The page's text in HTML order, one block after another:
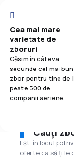
Cea mai mare
varietate de
zboruri
Găsim în câteva
secunde cel mai bun
zbor pentru tine de
peste 500 de
companii aeriene.
Cauți
Ești în locul
oferte ca să ți le